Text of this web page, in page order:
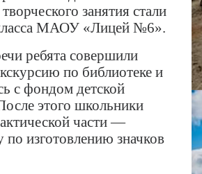
занятия стали
МАОУ «Лицей №6».
ребята совершили
по библиотеке и
с фондом детской
этого школьники
части —
по изготовлению значков